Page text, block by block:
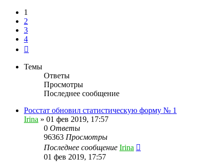
1
2
3
4
Темы
Ответы
Просмотры
Последнее сообщение
Росстат обновил статистическую форму № 1
Irina » 01 фев 2019, 17:57
0 Ответы
96363 Просмотры
Последнее сообщение Irina
01 фев 2019, 17:57